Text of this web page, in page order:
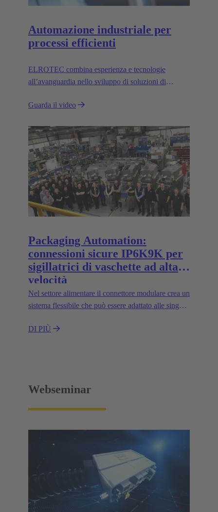
Automazione industriale per
processi efficienti
ELROTEC combina esperienza e tecnologie
all’avanguardia nello sviluppo di soluzioni di
Guarda il video
Packaging Automation:
connessioni sicure IP6K9K per
sigillatrici di vaschette ad alta
velocità
Nel settore alimentare il connettore modulare crea un
sistema flessibile che può essere adattato alle singole
modulari.
DI PIÙ
Webseminar